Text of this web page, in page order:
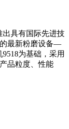
出具有国际先进技
最新粉磨设备—
为基础，采用
品粒度、性能